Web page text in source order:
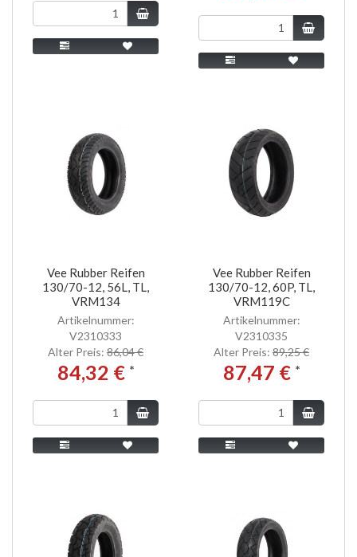
Vee Rubber Reifen
130/70-12, 56L, TL,
VRM134
Artikelnummer:
V2310333
Alter Preis: 86,04 €
84,32 € *
Vee Rubber Reifen
130/70-12, 60P, TL,
VRM119C
Artikelnummer:
V2310335
Alter Preis: 89,25 €
87,47 € *